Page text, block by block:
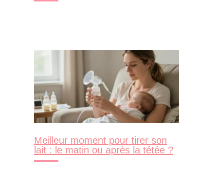
Meilleur moment pour tirer son
lait : le matin ou après la tétée ?